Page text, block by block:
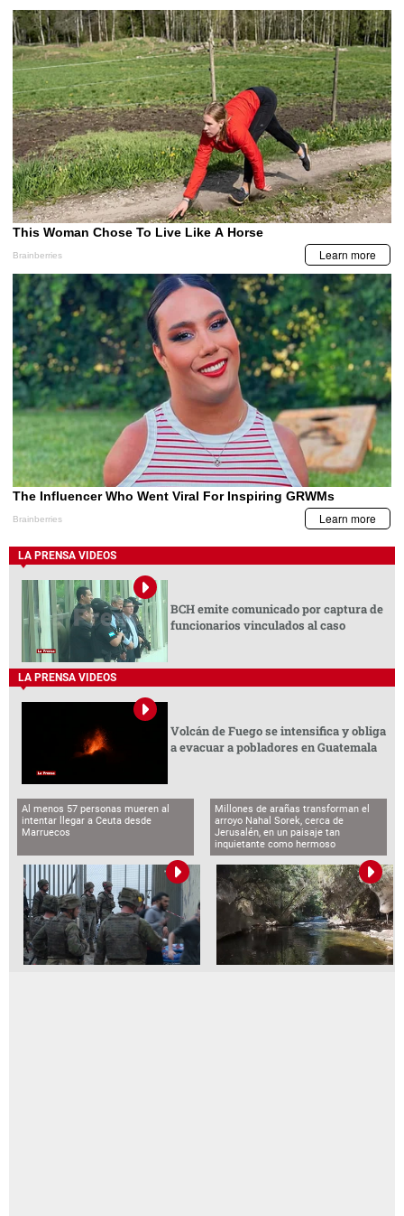
LA PRENSA VIDEOS
BCH emite comunicado por captura de
funcionarios vinculados al caso
LA PRENSA VIDEOS
Volcán de Fuego se intensifica y obliga
a evacuar a pobladores en Guatemala
Al menos 57 personas mueren al
intentar llegar a Ceuta desde
Marruecos
Millones de arañas transforman el
arroyo Nahal Sorek, cerca de
Jerusalén, en un paisaje tan
inquietante como hermoso